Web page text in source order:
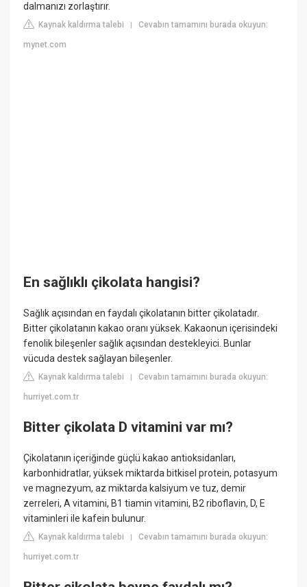
dalmanızı zorlaştırır.
Kaynak kaldırma talebi |Cevabın tamamını burada okuyun:
mynet.com
En sağlıklı çikolata hangisi?
Sağlık açısından en faydalı çikolatanın bitter çikolatadır.
Bitter çikolatanın kakao oranı yüksek. Kakaonun içerisindeki
fenolik bileşenler sağlık açısından destekleyici. Bunlar
vücuda destek sağlayan bileşenler.
Kaynak kaldırma talebi |Cevabın tamamını burada okuyun:
hurriyet.com.tr
Bitter çikolata D vitamini var mı?
Çikolatanın içeriğinde güçlü kakao antioksidanları,
karbonhidratlar, yüksek miktarda bitkisel protein, potasyum
ve magnezyum, az miktarda kalsiyum ve tuz, demir
zerreleri, A vitamini, B1 tiamin vitamini, B2 riboflavin, D, E
vitaminleri ile kafein bulunur.
Kaynak kaldırma talebi |Cevabın tamamını burada okuyun:
hurriyet.com.tr